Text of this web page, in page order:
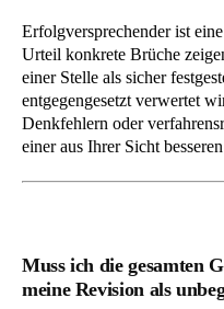
Erfolgversprechender ist
Urteil konkrete Brüche
einer Stelle als sicher
entgegengesetzt verwertet
Denkfehlern oder
einer aus Ihrer Sicht
Muss ich die gesamten
meine Revision als